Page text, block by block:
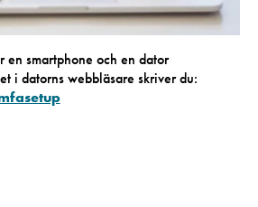
en smartphone och en dator
i datorns webbläsare skriver du: